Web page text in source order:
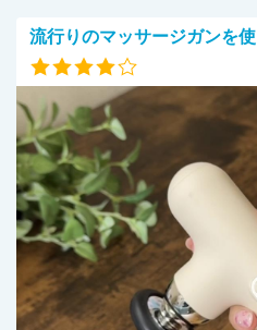
流行りのマッサージガンを